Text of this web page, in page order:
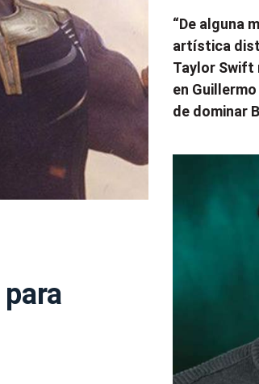
“De alguna
artística
Taylor Swift
en
de dominar